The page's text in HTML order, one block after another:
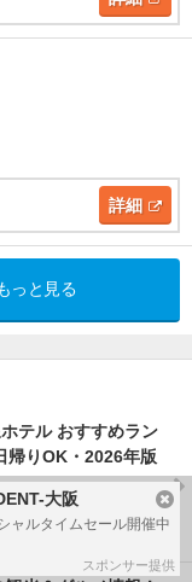
詳細
っと見る
テル おすすめラン
帰りOK・2026年版
大阪
ャルタイムセール開催中
スポンサー提供